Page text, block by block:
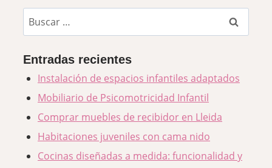
Buscar:
Entradas recientes
Instalación de espacios infantiles adaptados
Mobiliario de Psicomotricidad Infantil
Comprar muebles de recibidor en Lleida
Habitaciones juveniles con cama nido
Cocinas diseñadas a medida: funcionalidad y